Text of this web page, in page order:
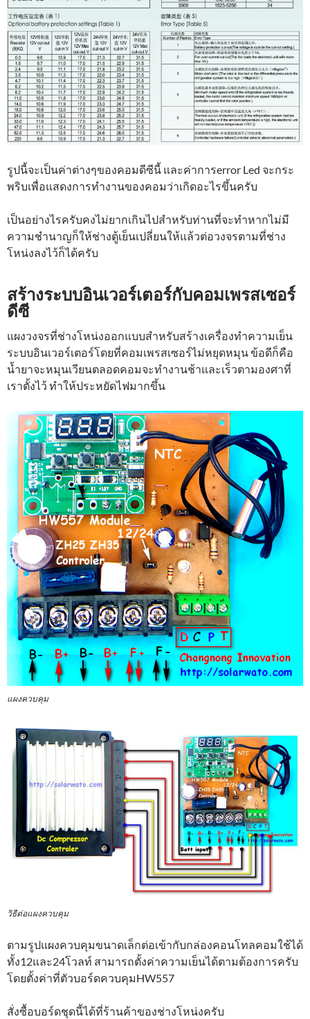
รูปนี้จะเป็นค่าต่างๆของคอมดีซีนี้ และค่าการerror Led จะกระ
พริบเพื่อแสดงการทำงานของคอมว่าเกิดอะไรขึ้นครับ
เป็นอย่างไรครับคงไม่ยากเกินไปสำหรับท่านที่จะทำหากไม่มี
ความชำนาญก็ให้ช่างตู้เย็นเปลี่ยนให้แล้วต่อวงจรตามที่ช่าง
โหน่งลงไว้ก็ได้ครับ
สร้างระบบอินเวอร์เตอร์กับคอมเพรสเซอร์
ดีซี
แผงวงจรที่ช่างโหน่งออกแบบสำหรับสร้างเครื่องทำความเย็น
ระบบอินเวอร์เตอร์โดยที่คอมเพรสเซอร์ไม่หยุดหมุน ข้อดีก็คือ
น้ำยาจะหมุนเวียนตลอดคอมจะทำงานช้าและเร็วตามองศาที่
เราตั้งไว้ ทำให้ประหยัดไฟมากขึ้น
แผงควบคุม
วิธีต่อแผงควบคุม
ตามรูปแผงควบคุมขนาดเล็กต่อเข้ากับกล่องคอนโทลคอมใช้ได้
ทั้ง12และ24โวลท์ สามารถตั้งค่าความเย็นได้ตามต้องการครับ
โดยตั้งค่าที่ตัวบอร์ดควบคุมHW557
สั่งซื้อบอร์ดชุดนี้ได้ที่ร้านค้าของช่างโหน่งครับ